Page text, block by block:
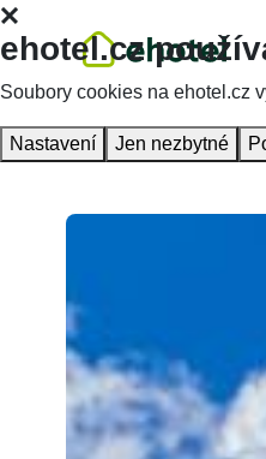
Homepage
ehotel.cz
Soubory cookies na ehotel.cz
Nastavení Jen nezbytné